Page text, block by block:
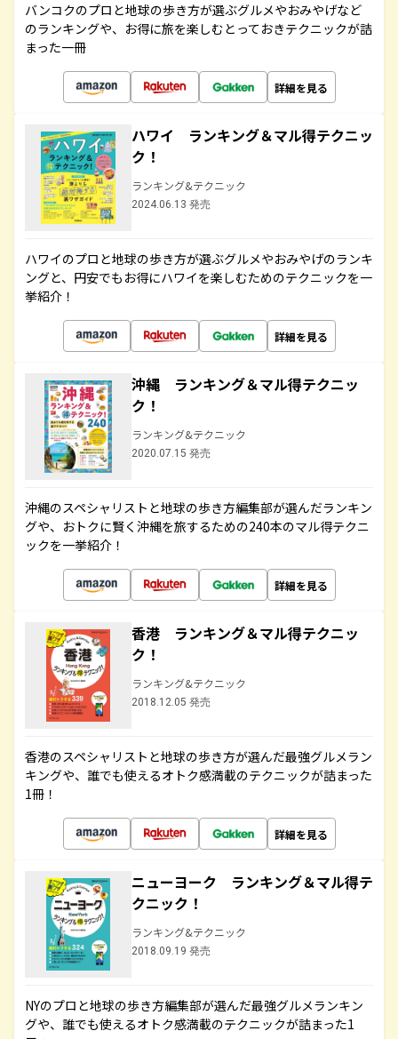
バンコクのプロと地球の歩き方が選ぶグルメやおみやげなど
のランキングや、お得に旅を楽しむとっておきテクニックが詰
まった一冊
詳細を見る
ハワイ ランキング＆マル得テクニッ
ク！
ランキング&テクニック
2024.06.13 発売
ハワイのプロと地球の歩き方が選ぶグルメやおみやげのランキ
ングと、円安でもお得にハワイを楽しむためのテクニックを一
挙紹介！
詳細を見る
沖縄 ランキング＆マル得テクニッ
ク！
ランキング&テクニック
2020.07.15 発売
沖縄のスペシャリストと地球の歩き方編集部が選んだランキン
グや、おトクに賢く沖縄を旅するための240本のマル得テクニ
ックを一挙紹介！
詳細を見る
香港 ランキング＆マル得テクニッ
ク！
ランキング&テクニック
2018.12.05 発売
香港のスペシャリストと地球の歩き方が選んだ最強グルメラン
キングや、誰でも使えるオトク感満載のテクニックが詰まった
1冊！
詳細を見る
ニューヨーク ランキング＆マル得テ
クニック！
ランキング&テクニック
2018.09.19 発売
NYのプロと地球の歩き方編集部が選んだ最強グルメランキン
グや、誰でも使えるオトク感満載のテクニックが詰まった1